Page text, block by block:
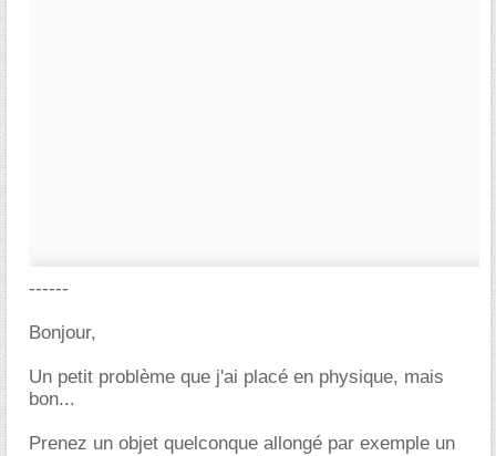
------
Bonjour,
Un petit problème que j'ai placé en physique, mais
bon...
Prenez un objet quelconque allongé par exemple un